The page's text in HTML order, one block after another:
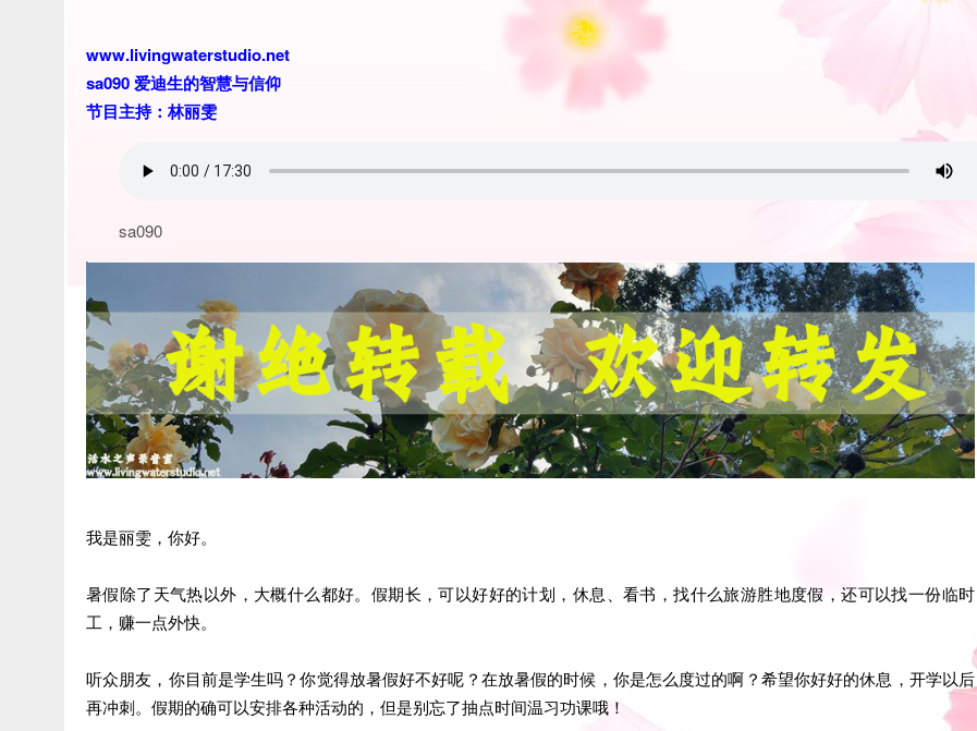
www.livingwaterstudio.net
sa090 爱迪生的智慧与信仰
节目主持：林丽雯
sa090
我是丽雯，你好。
暑假除了天气热以外，大概什么都好。假期长，可以好好的计划，休息、看书，找什么旅游胜地度假，还可以找一份临时
工，赚一点外快。
听众朋友，你目前是学生吗？你觉得放暑假好不好呢？在放暑假的时候，你是怎么度过的啊？希望你好好的休息，开学以后
再冲刺。假期的确可以安排各种活动的，但是别忘了抽点时间温习功课哦！